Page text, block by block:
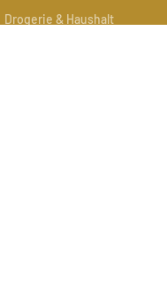
Drogerie & Haushalt